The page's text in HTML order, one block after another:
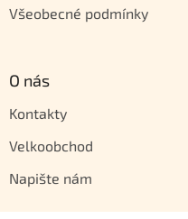
Všeobecné podmínky
O nás
Kontakty
Velkoobchod
Napište nám